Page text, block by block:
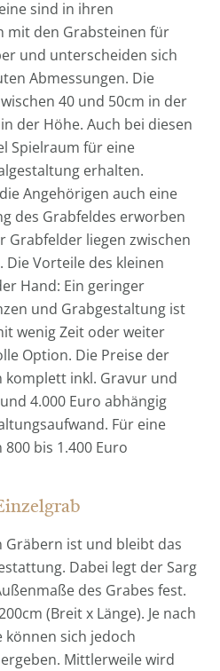
sind in ihren
mit den Grabsteinen für
und unterscheiden sich
Abmessungen. Die
40 und 50cm in der
der Höhe. Auch bei diesen
Spielraum für eine
erhalten.
Angehörigen auch eine
des Grabfeldes erworben
Grabfelder liegen zwischen
Die Vorteile des kleinen
Hand: Ein geringer
und Grabgestaltung ist
wenig Zeit oder weiter
Option. Die Preise der
komplett inkl. Gravur und
4.000 Euro abhängig
Für eine
bis 1.400 Euro
Gräbern ist und bleibt das
Dabei legt der Sarg
des Grabes fest.
(Breit x Länge). Je nach
sich jedoch
Mittlerweile wird